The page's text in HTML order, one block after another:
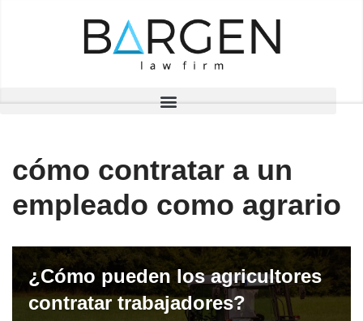
cómo contratar a un
empleado como agrario
¿Cómo pueden los agricultores
contratar trabajadores?